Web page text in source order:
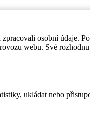
osobní údaje.
webu. Své
ukládat nebo